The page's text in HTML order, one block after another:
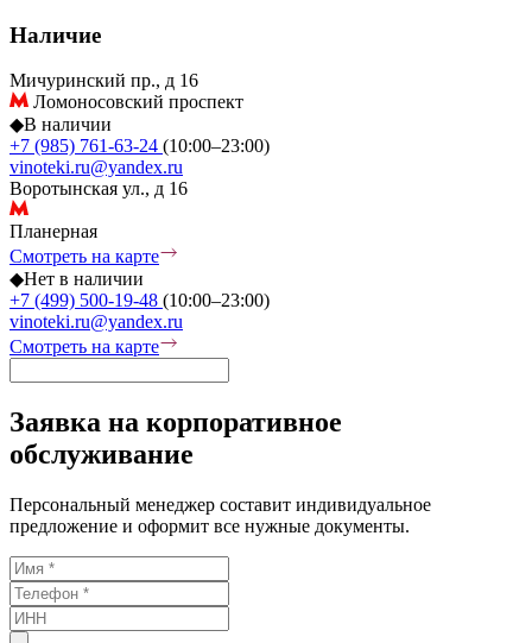
Наличие
Мичуринский пр., д 16
Ломоносовский проспект
◆В наличии
+7 (985) 761-63-24 (10:00–23:00)
vinoteki.ru@yandex.ru
Воротынская ул., д 16
Планерная
Смотреть на карте
◆Нет в наличии
+7 (499) 500-19-48 (10:00–23:00)
vinoteki.ru@yandex.ru
Смотреть на карте
Заявка на корпоративное
обслуживание
Персональный менеджер составит индивидуальное
предложение и оформит все нужные документы.